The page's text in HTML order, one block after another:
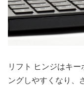
リフト ヒンジはキ
ングしやすくなり、